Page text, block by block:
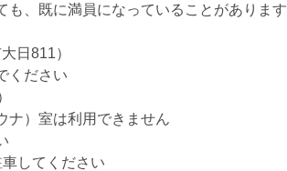
も、既に満員になっていることがあります
日811）
ください
ナ）室は利用できません
してください